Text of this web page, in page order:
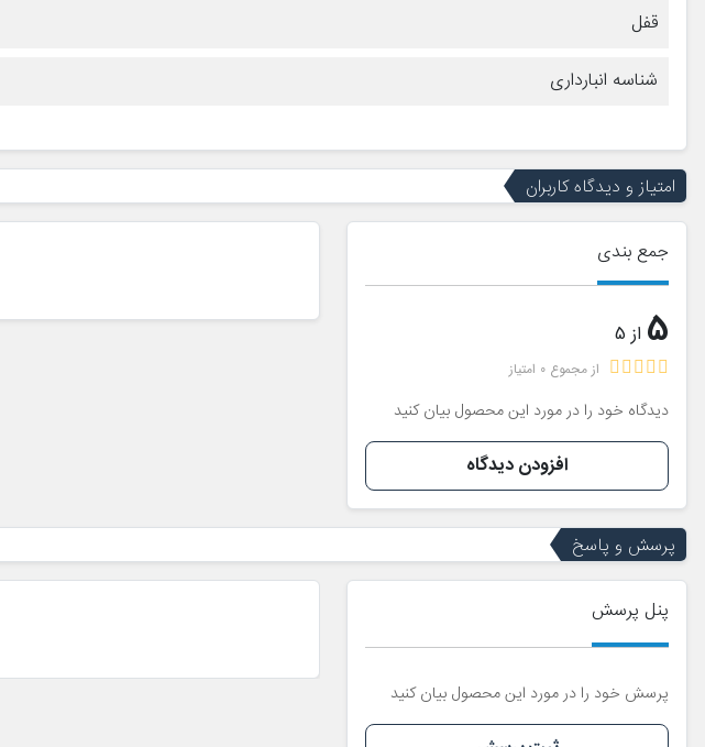
قفل
شناسه انبارداری
امتیاز و دیدگاه کاربران
جمع بندی
5 از 5
از مجموع 0 امتیاز
دیدگاه خود را در مورد این محصول بیان کنید
افزودن دیدگاه
پرسش و پاسخ
پنل پرسش
پرسش خود را در مورد این محصول بیان کنید